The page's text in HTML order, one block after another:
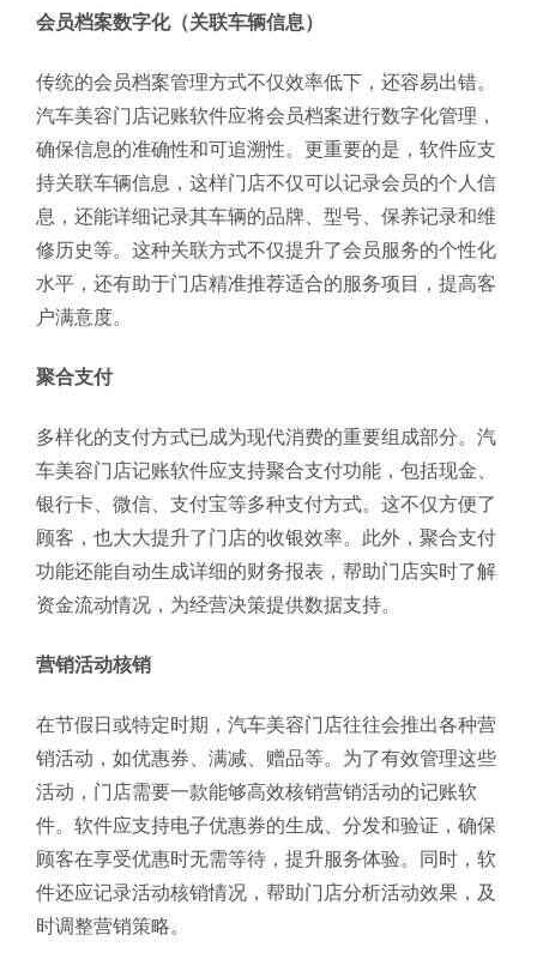
会员档案数字化（关联车辆信息）
传统的会员档案管理方式不仅效率低下，还容易出错。
汽车美容门店记账软件应将会员档案进行数字化管理，
确保信息的准确性和可追溯性。更重要的是，软件应支
持关联车辆信息，这样门店不仅可以记录会员的个人信
息，还能详细记录其车辆的品牌、型号、保养记录和维
修历史等。这种关联方式不仅提升了会员服务的个性化
水平，还有助于门店精准推荐适合的服务项目，提高客
户满意度。
聚合支付
多样化的支付方式已成为现代消费的重要组成部分。汽
车美容门店记账软件应支持聚合支付功能，包括现金、
银行卡、微信、支付宝等多种支付方式。这不仅方便了
顾客，也大大提升了门店的收银效率。此外，聚合支付
功能还能自动生成详细的财务报表，帮助门店实时了解
资金流动情况，为经营决策提供数据支持。
营销活动核销
在节假日或特定时期，汽车美容门店往往会推出各种营
销活动，如优惠券、满减、赠品等。为了有效管理这些
活动，门店需要一款能够高效核销营销活动的记账软
件。软件应支持电子优惠券的生成、分发和验证，确保
顾客在享受优惠时无需等待，提升服务体验。同时，软
件还应记录活动核销情况，帮助门店分析活动效果，及
时调整营销策略。